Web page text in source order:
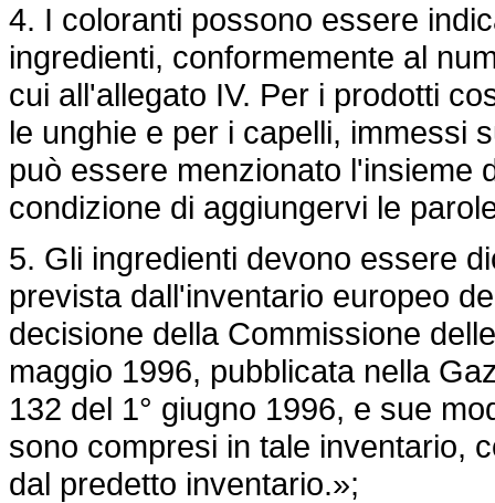
4. I coloranti possono essere
ingredienti, conformemente al
cui all'allegato IV. Per i prodotti
le unghie e per i capelli, immessi
può essere menzionato l'insieme
condizione di aggiungervi le
5. Gli ingredienti devono essere
prevista dall'inventario europeo
decisione della Commissione
maggio 1996, pubblicata nella
132 del 1° giugno 1996, e sue
sono compresi in tale inventario,
dal predetto inventario.»;